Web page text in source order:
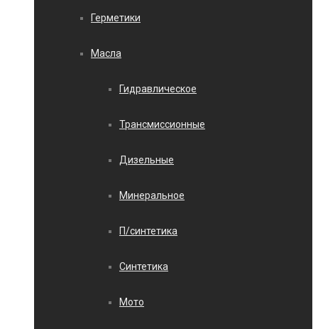
Герметики
Масла
Гидравлическое
Трансмиссионные
Дизельные
Минеральное
П/синтетика
Синтетика
Мото